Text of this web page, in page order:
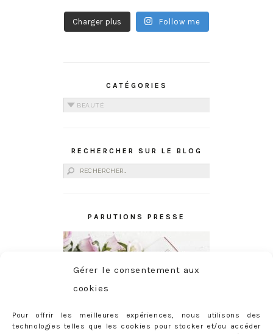
Gérer le consentement aux
cookies
Pour offrir les meilleures expériences, nous utilisons des
technologies telles que les cookies pour stocker et/ou accéder
Charger plus Follow me
CATÉGORIES
Catégories
RECHERCHER SUR LE BLOG
Rechercher :
PARUTIONS PRESSE